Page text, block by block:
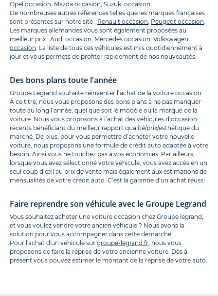
Opel occasion, Mazda occasion, Suzuki occasion.
De nombreuses autres références telles que les marques françaises
sont présentes sur notre site : Renault occasion, Peugeot occasion.
Les marques allemandes vous sont également proposées au
meilleur prix : Audi occasion, Mercedes occasion, Volkswagen
occasion. La liste de tous ces véhicules est mis quotidiennement à
jour et vous permets de profiter rapidement de nos nouveautés.
Des bons plans toute l'année
Groupe Legrand souhaite réinventer l’achat de la voiture occasion.
À ce titre, nous vous proposons des bons plans à ne pas manquer
toute au long l’année, quel que soit le modèle ou la marque de la
voiture. Nous vous proposons à l’achat des véhicules d’occasion
récents bénéficiant du meilleur rapport qualité/prix/esthétique du
marché. De plus, pour vous permettre d’acheter votre nouvelle
voiture, nous proposons une formule de crédit auto adaptée à votre
besoin. Ainsi vous ne touchez pas à vos économies. Par ailleurs,
lorsque vous avez sélectionné votre véhicule, vous avez accès en un
seul coup d’œil au prix de vente mais également aux estimations de
mensualités de votre crédit auto. C’est la garantie d’un achat réussi !
Faire reprendre son véhicule avec le Groupe Legrand
Vous souhaitez acheter une voiture occasion chez Groupe legrand,
et vous voulez vendre votre ancien véhicule ? Nous avons la
solution pour vous accompagner dans cette démarche.
Pour l'achat d'un véhicule sur groupe-legrand.fr, nous vous
proposons de faire la reprise de votre ancienne voiture. Dès à
présent vous pouvez estimer le montant de la reprise de votre auto.